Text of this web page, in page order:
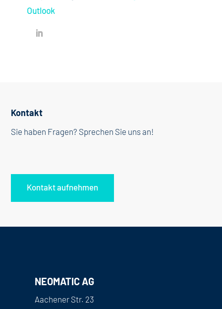
Outlook
Kontakt
Sie haben Fragen? Sprechen Sie uns an!
Kontakt aufnehmen
NEOMATIC AG
Aachener Str. 23